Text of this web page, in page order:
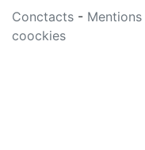
Conctacts -
coockies